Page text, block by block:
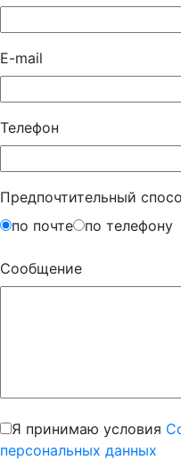
E-mail
Телефон
Предпочтительный
по почте
по телефону
Сообщение
Я принимаю условия
персональных данных